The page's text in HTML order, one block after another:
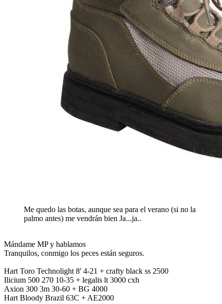
Me quedo las botas, aunque sea para el verano (si no la
palmo antes) me vendrán bien Ja...ja..
Mándame MP y hablamos
Tranquilos, conmigo los peces están seguros.
Hart Toro Technolight 8' 4-21 + crafty black ss 2500
Ilicium 500 270 10-35 + legalis lt 3000 cxh
Axion 300 3m 30-60 + BG 4000
Hart Bloody Brazil 63C + AE2000